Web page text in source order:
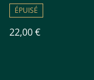
ÉPUISÉ
22,00 €